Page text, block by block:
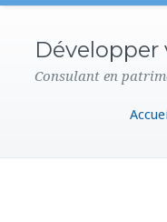
Consulant en